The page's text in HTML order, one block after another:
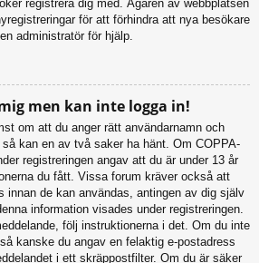
registrera dig med. Ägaren av webbplatsen
för att förhindra att nya besökare
administratör för hjälp.
men kan inte logga in!
om att du anger rätt användarnamn och
kan en av två saker ha hänt. Om COPPA-
registreringen angav att du är under 13 år
du fått. Vissa forum kräver också att
innan de kan användas, antingen av dig själv
information visades under registreringen.
följ instruktionerna i det. Om du inte
kanske du angav en felaktig e-postadress
i ett skräppostfilter. Om du är säker